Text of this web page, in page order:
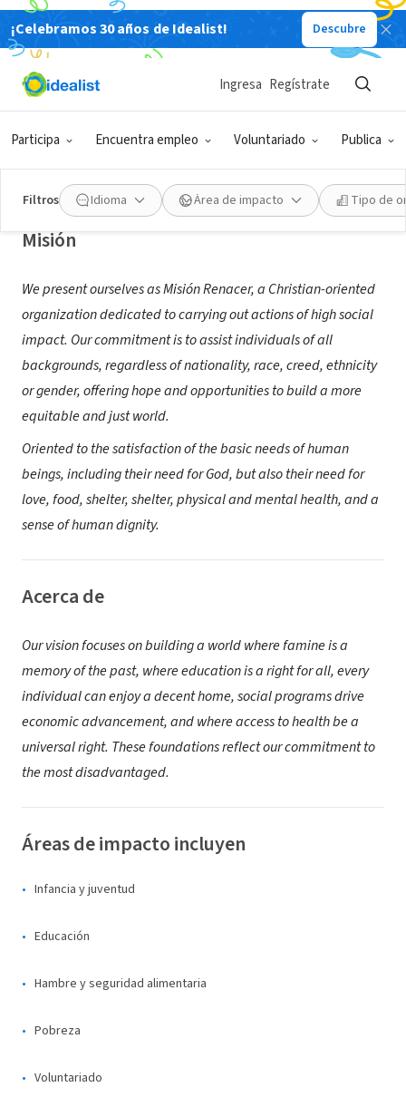
¡Celebramos 30 años de Idealist! Descubre
Participa Encuentra empleo Voluntariado Publica
Ingresa Regístrate
Filtros Idioma Área de impacto Tipo de
ASOCIACIÓN CRISTIANA MISION
RENACER DEL PERÚ
Lima, XA, Perú|www.misionrenacer.org/
Misión
We present ourselves as Misión Renacer, a Christian-oriented
organization dedicated to carrying out actions of high social
impact. Our commitment is to assist individuals of all
backgrounds, regardless of nationality, race, creed, ethnicity
or gender, offering hope and opportunities to build a more
equitable and just world.
Oriented to the satisfaction of the basic needs of human
beings, including their need for God, but also their need for
love, food, shelter, shelter, physical and mental health, and a
sense of human dignity.
Acerca de
Our vision focuses on building a world where famine is a
memory of the past, where education is a right for all, every
individual can enjoy a decent home, social programs drive
economic advancement, and where access to health be a
universal right. These foundations reflect our commitment to
the most disadvantaged.
Áreas de impacto incluyen
Infancia y juventud
Educación
Hambre y seguridad alimentaria
Pobreza
Voluntariado